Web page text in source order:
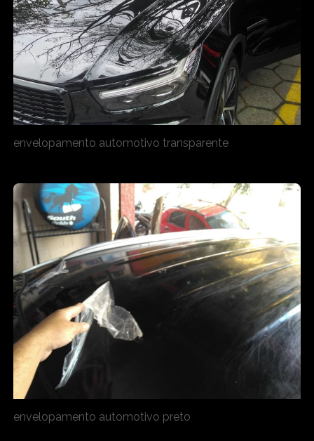
envelopamento automotivo transparente
envelopamento automotivo preto